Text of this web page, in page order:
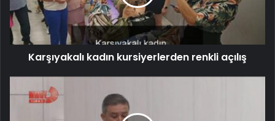
Karşıyakalı kadın kursiyerlerden renkli açılış